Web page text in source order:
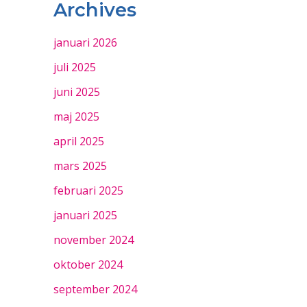
Archives
januari 2026
juli 2025
juni 2025
maj 2025
april 2025
mars 2025
februari 2025
januari 2025
november 2024
oktober 2024
september 2024